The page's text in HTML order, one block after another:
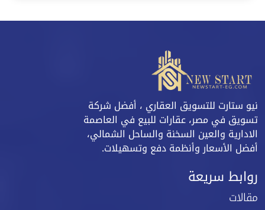
نيو ستارت للتسويق العقاري ، أفضل شركة
تسويق في مصر، عقارات للبيع في العاصمة
الادارية والعين السخنة والساحل الشمالي،
أفضل الأسعار وأنظمة دفع وتسهيلات.
روابط سريعة
مقالات